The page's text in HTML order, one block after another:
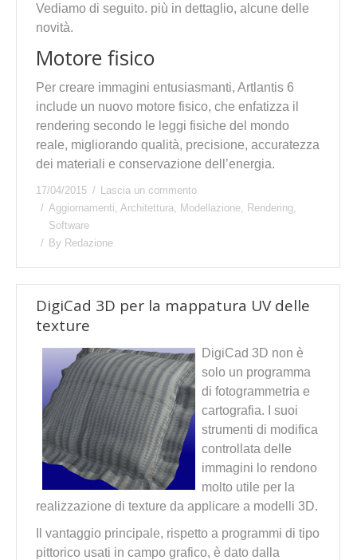
Vediamo di seguito. più in dettaglio, alcune delle
novità.
Motore fisico
Per creare immagini entusiasmanti, Artlantis 6
include un nuovo motore fisico, che enfatizza il
rendering secondo le leggi fisiche del mondo
reale, migliorando qualità, precisione, accuratezza
dei materiali e conservazione dell’energia.
17/04/2015
Lascia un commento
Aggiornamenti Architettura Modellazione Rendering
Software
By Redazione
DigiCad 3D per la mappatura UV delle
texture
DigiCad 3D non è
solo un programma
di fotogrammetria e
cartografia. I suoi
strumenti di modifica
controllata delle
immagini lo rendono
molto utile per la
realizzazione di texture da applicare a modelli 3D.
Il vantaggio principale, rispetto a programmi di tipo
pittorico usati in campo grafico, è dato dalla